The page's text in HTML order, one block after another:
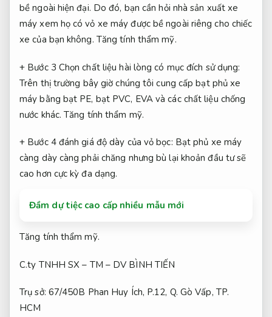
bề ngoài hiện đại. Do đó, bạn cần hỏi nhà sản xuất xe
máy xem họ có vỏ xe máy được bề ngoài riêng cho chiếc
xe của bạn không. Tăng tính thẩm mỹ.
+ Bước 3 Chọn chất liệu hài lòng có mục đích sử dụng:
Trên thị trường bây giờ chúng tôi cung cấp bạt phủ xe
máy bằng bạt PE, bạt PVC, EVA và các chất liệu chống
nước khác.Tăng tính thẩm mỹ.
+ Bước 4 đánh giá độ dày của vỏ bọc: Bạt phủ xe máy
càng dày càng phải chăng nhưng bù lại khoản đầu tư sẽ
cao hơn cực kỳ đa dạng.
Đầm dự tiệc cao cấp nhiều mẫu mới
Tăng tính thẩm mỹ.
C.ty TNHH SX – TM – DV BÌNH TIẾN
Trụ sở: 67/450B Phan Huy Ích, P.12, Q. Gò Vấp, TP.
HCM